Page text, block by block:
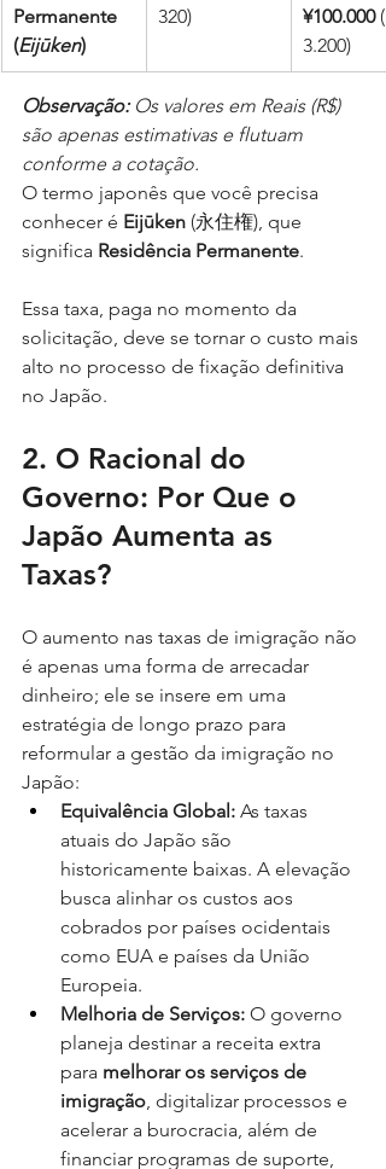
Permanente
(Eijūken)
320)
¥100.000
3.200)
Observação: Os valores em Reais (R$)
são apenas estimativas e flutuam
conforme a cotação.
O termo japonês que você precisa
conhecer é Eijūken (永住権), que
significa Residência Permanente.
Essa taxa, paga no momento da
solicitação, deve se tornar o custo mais
alto no processo de fixação definitiva
no Japão.
2. O Racional do
Governo: Por Que o
Japão Aumenta as
Taxas?
O aumento nas taxas de imigração não
é apenas uma forma de arrecadar
dinheiro; ele se insere em uma
estratégia de longo prazo para
reformular a gestão da imigração no
Japão:
Equivalência Global: As taxas
atuais do Japão são
historicamente baixas. A elevação
busca alinhar os custos aos
cobrados por países ocidentais
como EUA e países da União
Europeia.
Melhoria de Serviços: O governo
planeja destinar a receita extra
para melhorar os serviços de
imigração , digitalizar processos e
acelerar a burocracia, além de
financiar programas de suporte,